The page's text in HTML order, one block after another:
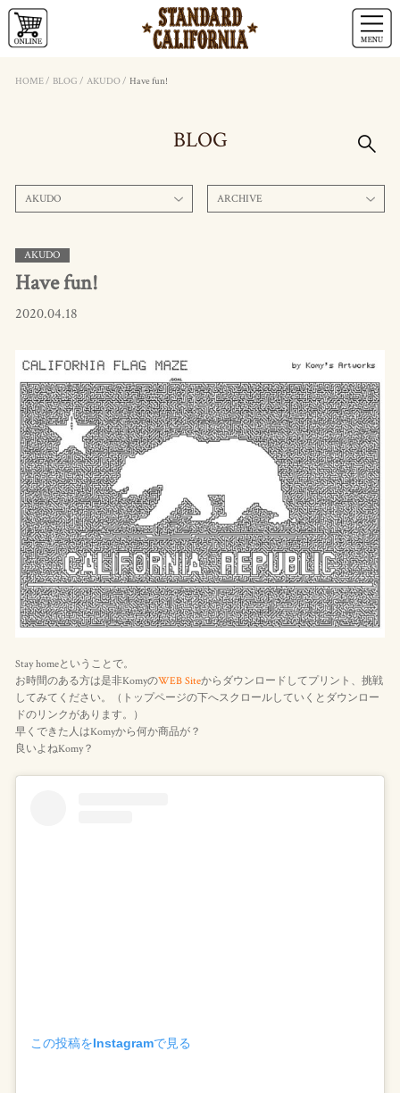
HOME/ BLOG / AKUDO/ Have fun!
BLOG
AKUDO ARCHIVE
AKUDO
Have fun!
2020.04.18
Stay homeということで。
お時間のある方は是非KomyのWEB Siteからダウンロードしてプリント、挑戦
してみてください。（トップページの下へスクロールしていくとダウンロー
ドのリンクがあります。）
早くできた人はKomyから何か商品が？
良いよねKomy？
この投稿をInstagramで見る